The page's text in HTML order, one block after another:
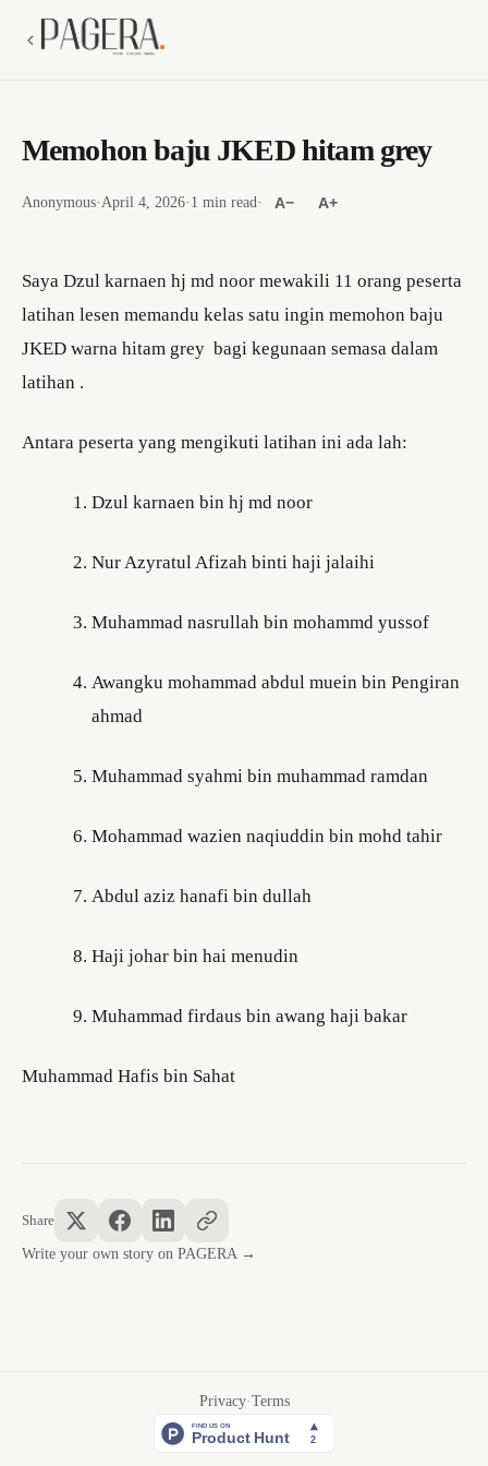
Memohon baju JKED hitam grey
Anonymous·April 4, 2026· 1 min read· A− A+
Saya Dzul karnaen hj md noor mewakili 11 orang peserta
latihan lesen memandu kelas satu ingin memohon baju
JKED warna hitam grey bagi kegunaan semasa dalam
latihan .
Antara peserta yang mengikuti latihan ini ada lah:
Dzul karnaen bin hj md noor
Nur Azyratul Afizah binti haji jalaihi
Muhammad nasrullah bin mohammd yussof
Awangku mohammad abdul muein bin Pengiran
ahmad
Muhammad syahmi bin muhammad ramdan
Mohammad wazien naqiuddin bin mohd tahir
Abdul aziz hanafi bin dullah
Haji johar bin hai menudin
Muhammad firdaus bin awang haji bakar
Muhammad Hafis bin Sahat
Share
Write your own story on PAGERA →
Privacy·Terms